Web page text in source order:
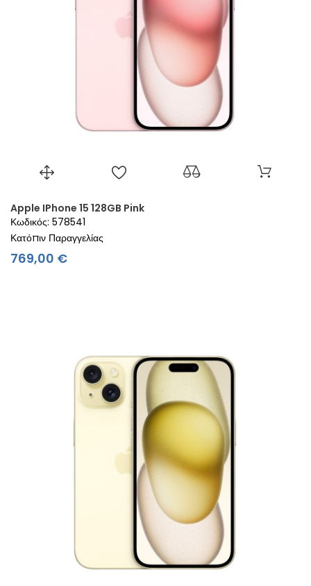
Apple IPhone 15 128GB Pink
Κωδικός: 578541
Κατόπιν Παραγγελίας
769,00 €Τιμή